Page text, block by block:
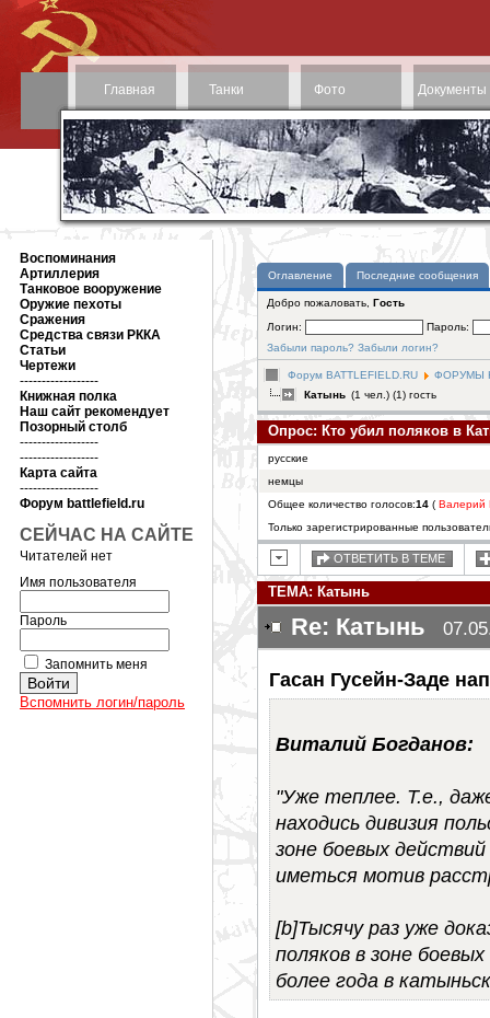
Главная Танки Фото Документы
Воспоминания
Артиллерия
Танковое вооружение
Оружие пехоты
Сражения
Средства связи РККА
Статьи
Чертежи
------------------
Книжная полка
Наш сайт рекомендует
Позорный столб
------------------
------------------
Карта сайта
------------------
Форум battlefield.ru
СЕЙЧАС НА САЙТЕ
Читателей нет
Имя пользователя
Пароль
Запомнить меня
Вспомнить логин/пароль
Оглавление Последние сообщения
Добро пожаловать, Гость
Логин:
Пароль:
Забыли пароль? Забыли логин?
Форум BATTLEFIELD.RU
ФОРУМЫ
Катынь (1 чел.) (1) гость
Опрос: Кто убил поляков в
русские
немцы
Общее количество голосов:14 ( Валерий
Только зарегистрированные
ОТВЕТИТЬ В ТЕМЕ
ТЕМА: Катынь
Re: Катынь
Гасан Гусейн-Заде
Виталий Богданов:
"Уже теплее. Т.е.,
находись дивизия
зоне боевых
иметься мотив
[b]Тысячу раз уже
поляков в зоне
более года в